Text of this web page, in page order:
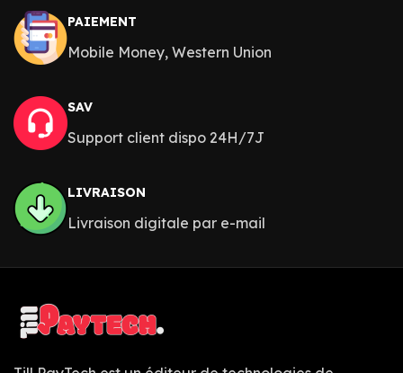
PAIEMENT
Mobile Money, Western Union
SAV
Support client dispo 24H/7J
LIVRAISON
Livraison digitale par e-mail